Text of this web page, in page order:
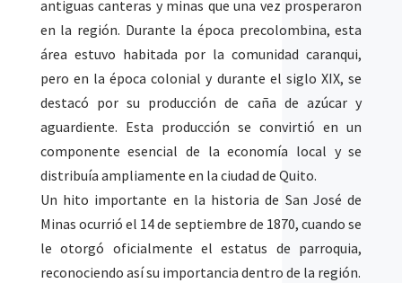
antiguas canteras y minas que una vez prosperaron
en la región. Durante la época precolombina, esta
área estuvo habitada por la comunidad caranqui,
pero en la época colonial y durante el siglo XIX, se
destacó por su producción de caña de azúcar y
aguardiente. Esta producción se convirtió en un
componente esencial de la economía local y se
distribuía ampliamente en la ciudad de Quito.
Un hito importante en la historia de San José de
Minas ocurrió el 14 de septiembre de 1870, cuando se
le otorgó oficialmente el estatus de parroquia,
reconociendo así su importancia dentro de la región.